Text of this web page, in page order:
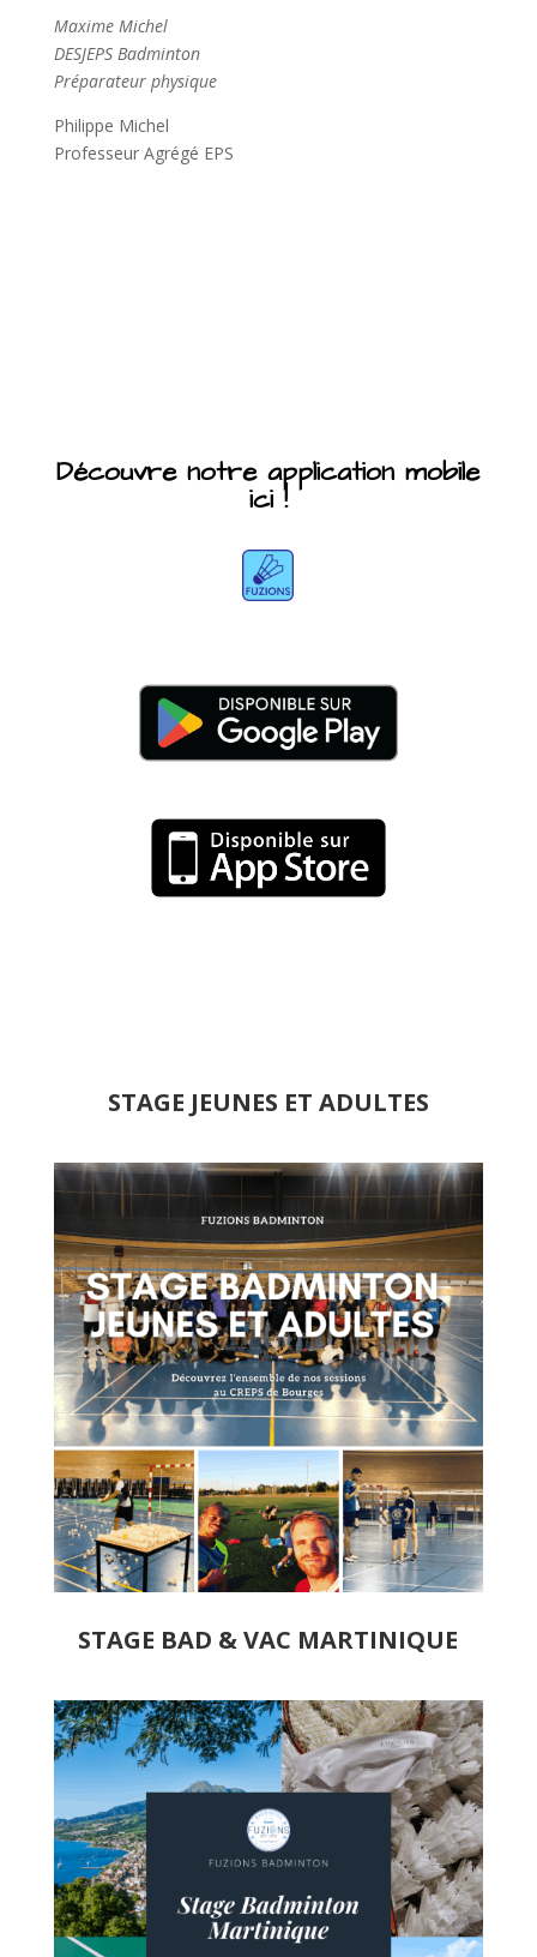
Maxime Michel
DESJEPS Badminton
Préparateur physique
Philippe Michel
Professeur Agrégé EPS
Découvre notre application mobile
ici !
STAGE JEUNES ET ADULTES
STAGE BAD & VAC MARTINIQUE